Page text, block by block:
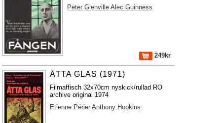
Peter Glenville Alec Guinness
249kr
ÅTTA GLAS (1971)
Filmaffisch 32x70cm nyskick/rullad RO
archive original 1974
Etienne Périer Anthony Hopkins